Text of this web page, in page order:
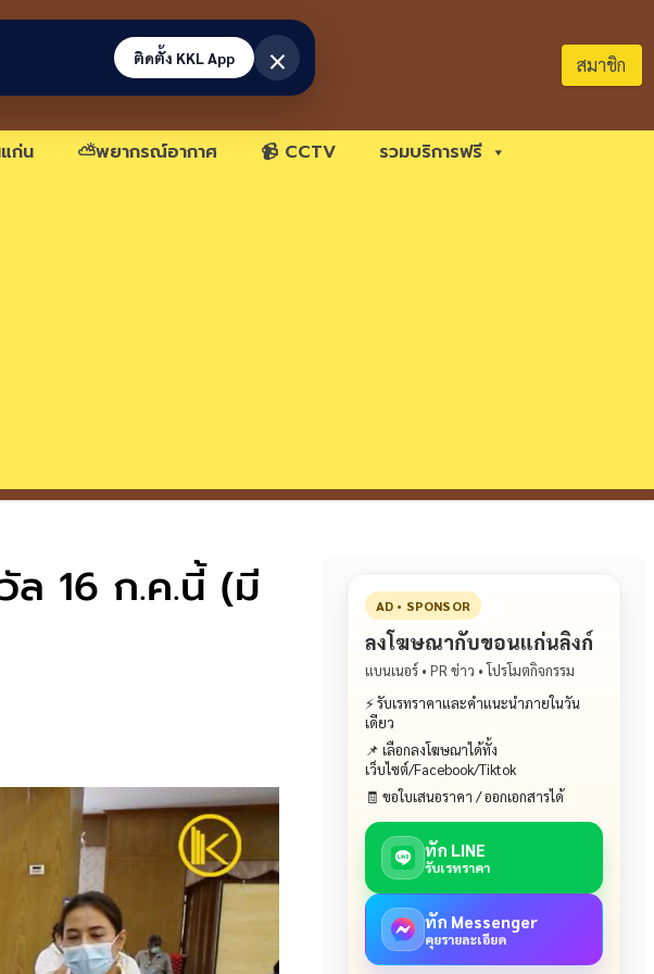
งก์ สมาชิก
ก่น ⛅พยากรณ์อากาศ 📹 CCTV รวมบริการฟรี
16 ก.ค.นี้ (มี AD • SPONSOR
ลงโฆษณากับขอนแก่นลิงก์
แบนเนอร์ • PR ข่าว • โปรโมตกิจกรรม
⚡ รับเรทราคาและคำแนะนำภายในวัน
เดียว
📌 เลือกลงโฆษณาได้ทั้ง
เว็บไซต์/Facebook/Tiktok
🧾 ขอใบเสนอราคา / ออกเอกสารได้
ทัก LINE
รับเรทราคา
ทัก Messenger
คุยรายละเอียด
ติดตั้ง KKL App ×